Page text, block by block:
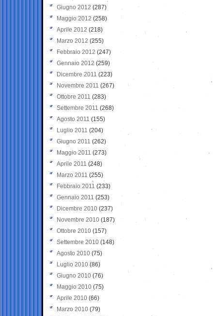
Giugno 2012 (287)
Maggio 2012 (258)
Aprile 2012 (218)
Marzo 2012 (255)
Febbraio 2012 (247)
Gennaio 2012 (259)
Dicembre 2011 (223)
Novembre 2011 (267)
Ottobre 2011 (283)
Settembre 2011 (268)
Agosto 2011 (155)
Luglio 2011 (204)
Giugno 2011 (262)
Maggio 2011 (273)
Aprile 2011 (248)
Marzo 2011 (255)
Febbraio 2011 (233)
Gennaio 2011 (253)
Dicembre 2010 (237)
Novembre 2010 (187)
Ottobre 2010 (157)
Settembre 2010 (148)
Agosto 2010 (75)
Luglio 2010 (86)
Giugno 2010 (76)
Maggio 2010 (75)
Aprile 2010 (66)
Marzo 2010 (79)